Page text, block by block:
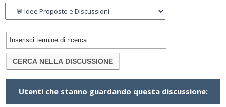
Utenti che stanno guardando questa discussione: